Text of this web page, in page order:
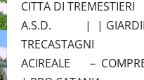
CITTA DI
A.S.D. | |
TRECASTAGNI | |
ACIREALE –